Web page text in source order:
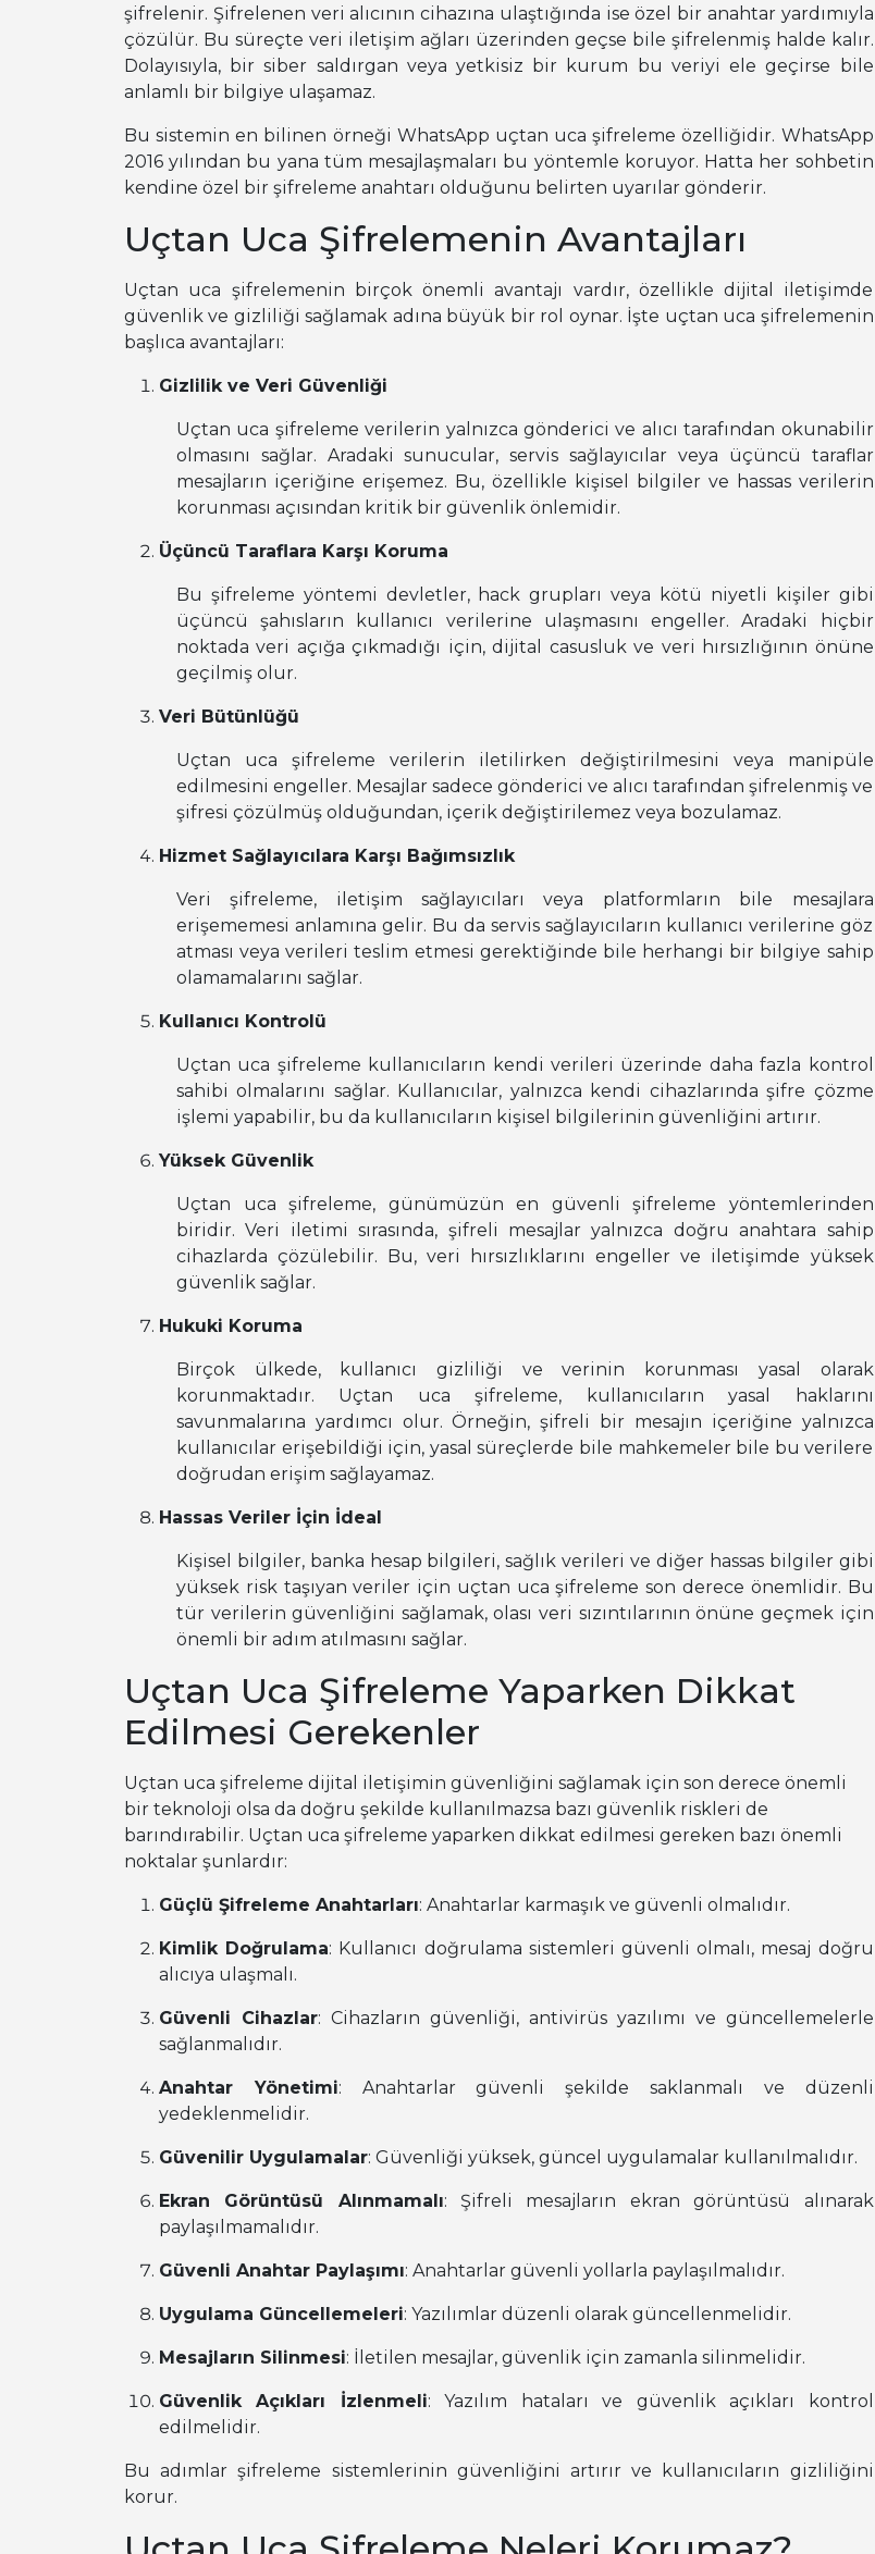
şifrelenir. Şifrelenen veri alıcının cihazına ulaştığında ise özel bir anahtar yardımıyla
çözülür. Bu süreçte veri iletişim ağları üzerinden geçse bile şifrelenmiş halde kalır.
Dolayısıyla, bir siber saldırgan veya yetkisiz bir kurum bu veriyi ele geçirse bile
anlamlı bir bilgiye ulaşamaz.
Bu sistemin en bilinen örneği WhatsApp uçtan uca şifreleme özelliğidir. WhatsApp
2016 yılından bu yana tüm mesajlaşmaları bu yöntemle koruyor. Hatta her sohbetin
kendine özel bir şifreleme anahtarı olduğunu belirten uyarılar gönderir.
Uçtan Uca Şifrelemenin Avantajları
Uçtan uca şifrelemenin birçok önemli avantajı vardır, özellikle dijital iletişimde
güvenlik ve gizliliği sağlamak adına büyük bir rol oynar. İşte uçtan uca şifrelemenin
başlıca avantajları:
Gizlilik ve Veri Güvenliği
Uçtan uca şifreleme verilerin yalnızca gönderici ve alıcı tarafından okunabilir
olmasını sağlar. Aradaki sunucular, servis sağlayıcılar veya üçüncü taraflar
mesajların içeriğine erişemez. Bu, özellikle kişisel bilgiler ve hassas verilerin
korunması açısından kritik bir güvenlik önlemidir.
Üçüncü Taraflara Karşı Koruma
Bu şifreleme yöntemi devletler, hack grupları veya kötü niyetli kişiler gibi
üçüncü şahısların kullanıcı verilerine ulaşmasını engeller. Aradaki hiçbir
noktada veri açığa çıkmadığı için, dijital casusluk ve veri hırsızlığının önüne
geçilmiş olur.
Veri Bütünlüğü
Uçtan uca şifreleme verilerin iletilirken değiştirilmesini veya manipüle
edilmesini engeller. Mesajlar sadece gönderici ve alıcı tarafından şifrelenmiş ve
şifresi çözülmüş olduğundan, içerik değiştirilemez veya bozulamaz.
Hizmet Sağlayıcılara Karşı Bağımsızlık
Veri şifreleme, iletişim sağlayıcıları veya platformların bile mesajlara
erişememesi anlamına gelir. Bu da servis sağlayıcıların kullanıcı verilerine göz
atması veya verileri teslim etmesi gerektiğinde bile herhangi bir bilgiye sahip
olamamalarını sağlar.
Kullanıcı Kontrolü
Uçtan uca şifreleme kullanıcıların kendi verileri üzerinde daha fazla kontrol
sahibi olmalarını sağlar. Kullanıcılar, yalnızca kendi cihazlarında şifre çözme
işlemi yapabilir, bu da kullanıcıların kişisel bilgilerinin güvenliğini artırır.
Yüksek Güvenlik
Uçtan uca şifreleme, günümüzün en güvenli şifreleme yöntemlerinden
biridir. Veri iletimi sırasında, şifreli mesajlar yalnızca doğru anahtara sahip
cihazlarda çözülebilir. Bu, veri hırsızlıklarını engeller ve iletişimde yüksek
güvenlik sağlar.
Hukuki Koruma
Birçok ülkede, kullanıcı gizliliği ve verinin korunması yasal olarak
korunmaktadır. Uçtan uca şifreleme, kullanıcıların yasal haklarını
savunmalarına yardımcı olur. Örneğin, şifreli bir mesajın içeriğine yalnızca
kullanıcılar erişebildiği için, yasal süreçlerde bile mahkemeler bile bu verilere
doğrudan erişim sağlayamaz.
Hassas Veriler İçin İdeal
Kişisel bilgiler, banka hesap bilgileri, sağlık verileri ve diğer hassas bilgiler gibi
yüksek risk taşıyan veriler için uçtan uca şifreleme son derece önemlidir. Bu
tür verilerin güvenliğini sağlamak, olası veri sızıntılarının önüne geçmek için
önemli bir adım atılmasını sağlar.
Uçtan Uca Şifreleme Yaparken Dikkat
Edilmesi Gerekenler
Uçtan uca şifreleme dijital iletişimin güvenliğini sağlamak için son derece önemli
bir teknoloji olsa da doğru şekilde kullanılmazsa bazı güvenlik riskleri de
barındırabilir. Uçtan uca şifreleme yaparken dikkat edilmesi gereken bazı önemli
noktalar şunlardır:
Güçlü Şifreleme Anahtarları: Anahtarlar karmaşık ve güvenli olmalıdır.
Kimlik Doğrulama: Kullanıcı doğrulama sistemleri güvenli olmalı, mesaj doğru
alıcıya ulaşmalı.
Güvenli Cihazlar: Cihazların güvenliği, antivirüs yazılımı ve güncellemelerle
sağlanmalıdır.
Anahtar Yönetimi: Anahtarlar güvenli şekilde saklanmalı ve düzenli
yedeklenmelidir.
Güvenilir Uygulamalar: Güvenliği yüksek, güncel uygulamalar kullanılmalıdır.
Ekran Görüntüsü Alınmamalı: Şifreli mesajların ekran görüntüsü alınarak
paylaşılmamalıdır.
Güvenli Anahtar Paylaşımı: Anahtarlar güvenli yollarla paylaşılmalıdır.
Uygulama Güncellemeleri: Yazılımlar düzenli olarak güncellenmelidir.
Mesajların Silinmesi: İletilen mesajlar, güvenlik için zamanla silinmelidir.
Güvenlik Açıkları İzlenmeli: Yazılım hataları ve güvenlik açıkları kontrol
edilmelidir.
Bu adımlar şifreleme sistemlerinin güvenliğini artırır ve kullanıcıların gizliliğini
korur.